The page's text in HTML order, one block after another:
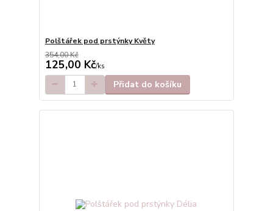
Polštářek pod prstýnky Květy
354,00 Kč
125,00 Kč/ks
Přidat do košíku